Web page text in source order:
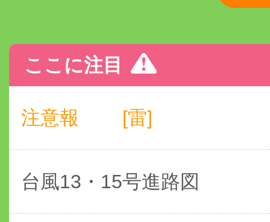
ここに注目
注意報 [雷]
台風13・15号進路図